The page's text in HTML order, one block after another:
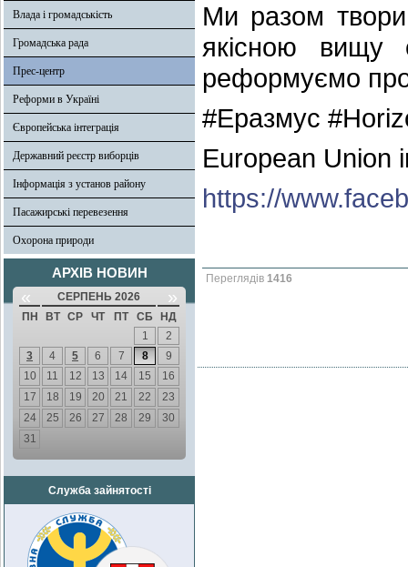
Влада і громадськість
Громадська рада
Прес-центр
Реформи в Україні
Європейська інтеграція
Державний реєстр виборців
Інформація з установ району
Пасажирські перевезення
Охорона природи
АРХІВ НОВИН
« СЕРПЕНЬ 2026 »
ПН ВТ СР ЧТ ПТ СБ
НД
1
2
3
4 5 6 7 8
9
10
11 12 13 14 15
16
17
18 19 20 21 22
23
24
25 26 27 28 29
30
31
Служба зайнятості
Ми разом
якісною
реформуємо
#Еразмус
European Union
https://
Переглядів 1416